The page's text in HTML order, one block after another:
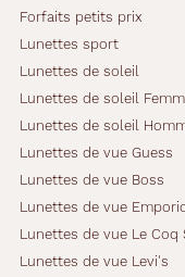
Forfaits petits prix
Lunettes sport
Lunettes de soleil
Lunettes de soleil
Lunettes de soleil
Lunettes de vue Guess
Lunettes de vue Boss
Lunettes de vue
Lunettes de vue Le Coq
Lunettes de vue Levi's